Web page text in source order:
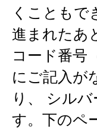
くこともで
進まれたあ
コード番号
にご記入が
り、 シル
す。下のペ